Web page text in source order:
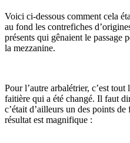
Voici ci-dessous comment cela
au fond les contrefiches
présents qui gênaient le passage
la mezzanine.
Pour l’autre arbalétrier, c’est
faitière qui a été changé. Il faut
c’était d’ailleurs un des points
résultat est magnifique :